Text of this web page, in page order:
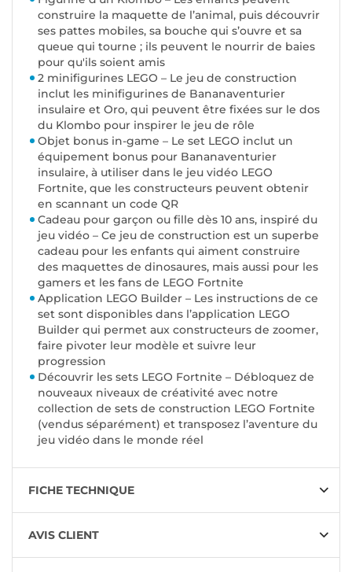
construire la maquette de l’animal, puis découvrir
ses pattes mobiles, sa bouche qui s’ouvre et sa
queue qui tourne ; ils peuvent le nourrir de baies
pour qu'ils soient amis
2 minifigurines LEGO – Le jeu de construction
inclut les minifigurines de Bananaventurier
insulaire et Oro, qui peuvent être fixées sur le dos
du Klombo pour inspirer le jeu de rôle
Objet bonus in-game – Le set LEGO inclut un
équipement bonus pour Bananaventurier
insulaire, à utiliser dans le jeu vidéo LEGO
Fortnite, que les constructeurs peuvent obtenir
en scannant un code QR
Cadeau pour garçon ou fille dès 10 ans, inspiré du
jeu vidéo – Ce jeu de construction est un superbe
cadeau pour les enfants qui aiment construire
des maquettes de dinosaures, mais aussi pour les
gamers et les fans de LEGO Fortnite
Application LEGO Builder – Les instructions de ce
set sont disponibles dans l’application LEGO
Builder qui permet aux constructeurs de zoomer,
faire pivoter leur modèle et suivre leur
progression
Découvrir les sets LEGO Fortnite – Débloquez de
nouveaux niveaux de créativité avec notre
collection de sets de construction LEGO Fortnite
(vendus séparément) et transposez l’aventure du
jeu vidéo dans le monde réel
FICHE TECHNIQUE
AVIS CLIENT